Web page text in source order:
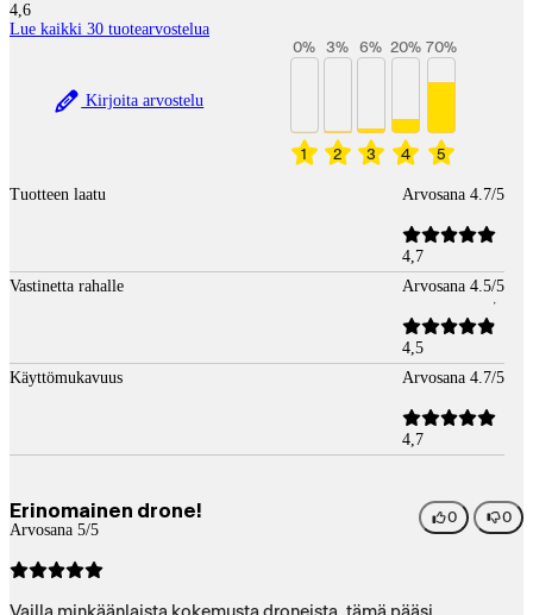
4,6
Lue kaikki 30 tuotearvostelua
Kirjoita arvostelu
1
0%
2
3%
3
6%
4
20%
5
70%
Tuotteen laatu Arvosana 4.7/5
4,7
Vastinetta rahalle
Arvosana 4.5/5
4,5
Käyttömukavuus
Arvosana 4.7/5
4,7
Erinomainen drone!
Arvosana 5/5
0 0